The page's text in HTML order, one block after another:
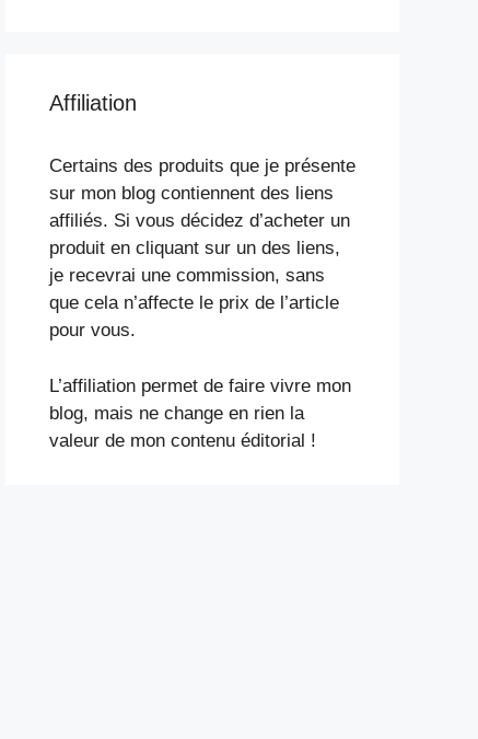
Affiliation
Certains des produits que je présente
sur mon blog contiennent des liens
affiliés. Si vous décidez d’acheter un
produit en cliquant sur un des liens,
je recevrai une commission, sans
que cela n’affecte le prix de l’article
pour vous.
L’affiliation permet de faire vivre mon
blog, mais ne change en rien la
valeur de mon contenu éditorial !